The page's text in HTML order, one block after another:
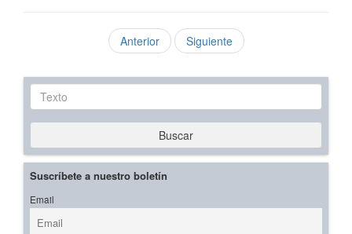
Anterior Siguiente
Texto
Buscar
Suscríbete a nuestro boletín
Email